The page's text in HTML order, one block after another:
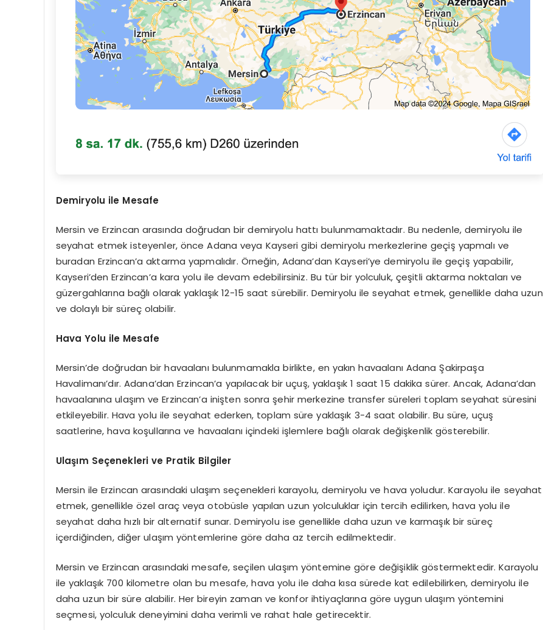
Demiryolu ile Mesafe
Mersin ve Erzincan arasında doğrudan bir demiryolu hattı bulunmamaktadır. Bu nedenle, demiryolu ile
seyahat etmek isteyenler, önce Adana veya Kayseri gibi demiryolu merkezlerine geçiş yapmalı ve
buradan Erzincan’a aktarma yapmalıdır. Örneğin, Adana’dan Kayseri’ye demiryolu ile geçiş yapabilir,
Kayseri’den Erzincan’a kara yolu ile devam edebilirsiniz. Bu tür bir yolculuk, çeşitli aktarma noktaları ve
güzergahlarına bağlı olarak yaklaşık 12-15 saat sürebilir. Demiryolu ile seyahat etmek, genellikle daha uzun
ve dolaylı bir süreç olabilir.
Hava Yolu ile Mesafe
Mersin’de doğrudan bir havaalanı bulunmamakla birlikte, en yakın havaalanı Adana Şakirpaşa
Havalimanı’dır. Adana’dan Erzincan’a yapılacak bir uçuş, yaklaşık 1 saat 15 dakika sürer. Ancak, Adana’dan
havaalanına ulaşım ve Erzincan’a inişten sonra şehir merkezine transfer süreleri toplam seyahat süresini
etkileyebilir. Hava yolu ile seyahat ederken, toplam süre yaklaşık 3-4 saat olabilir. Bu süre, uçuş
saatlerine, hava koşullarına ve havaalanı içindeki işlemlere bağlı olarak değişkenlik gösterebilir.
Ulaşım Seçenekleri ve Pratik Bilgiler
Mersin ile Erzincan arasındaki ulaşım seçenekleri karayolu, demiryolu ve hava yoludur. Karayolu ile seyahat
etmek, genellikle özel araç veya otobüsle yapılan uzun yolculuklar için tercih edilirken, hava yolu ile
seyahat daha hızlı bir alternatif sunar. Demiryolu ise genellikle daha uzun ve karmaşık bir süreç
içerdiğinden, diğer ulaşım yöntemlerine göre daha az tercih edilmektedir.
Mersin ve Erzincan arasındaki mesafe, seçilen ulaşım yöntemine göre değişiklik göstermektedir. Karayolu
ile yaklaşık 700 kilometre olan bu mesafe, hava yolu ile daha kısa sürede kat edilebilirken, demiryolu ile
daha uzun bir süre alabilir. Her bireyin zaman ve konfor ihtiyaçlarına göre uygun ulaşım yöntemini
seçmesi, yolculuk deneyimini daha verimli ve rahat hale getirecektir.